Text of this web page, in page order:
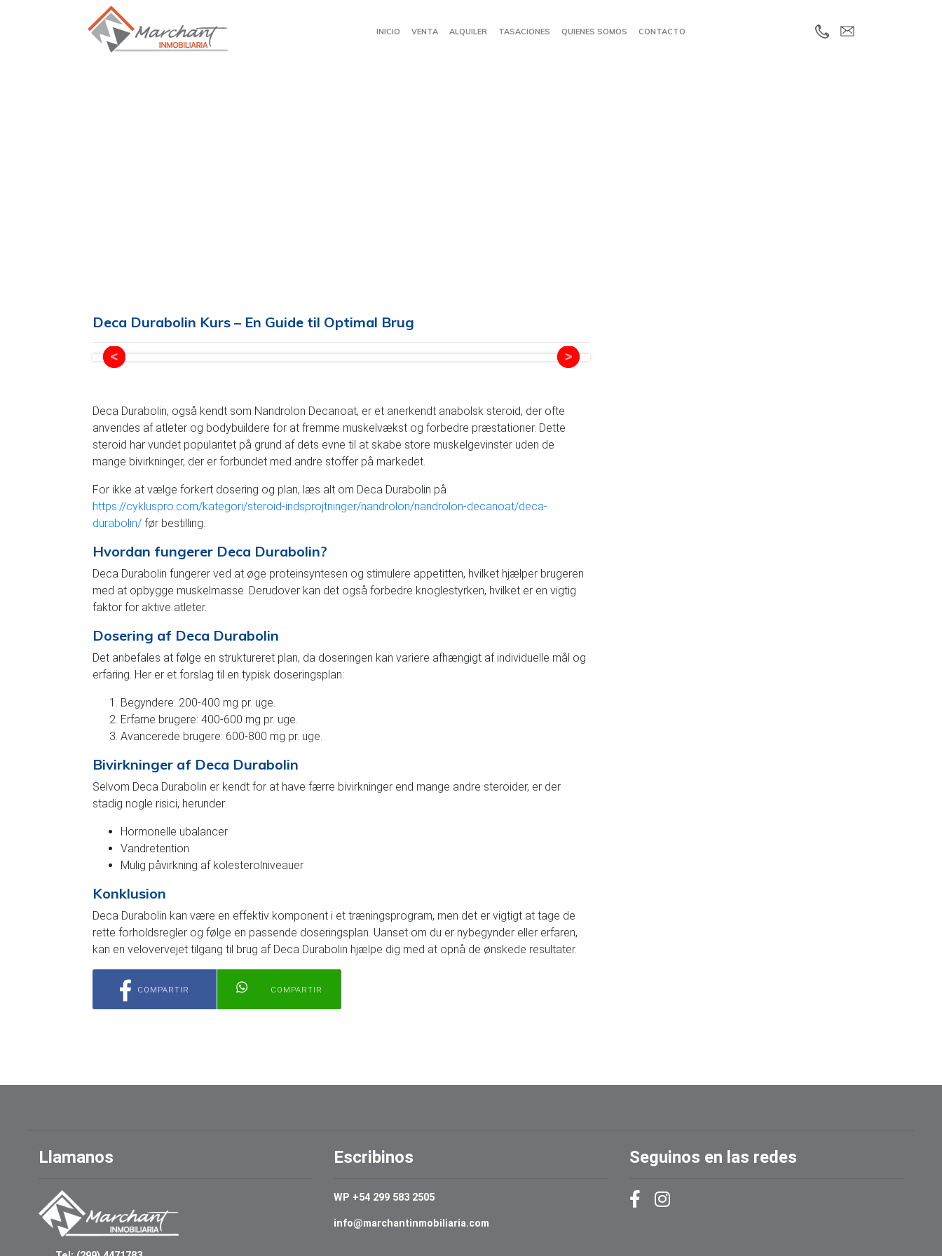
INICIO VENTA ALQUILER TASACIONES QUIENES SOMOS CONTACTO
Deca Durabolin Kurs – En Guide til Optimal Brug
Deca Durabolin, også kendt som Nandrolon Decanoat, er et anerkendt anabolsk steroid, der ofte
anvendes af atleter og bodybuildere for at fremme muskelvækst og forbedre præstationer. Dette
steroid har vundet popularitet på grund af dets evne til at skabe store muskelgevinster uden de
mange bivirkninger, der er forbundet med andre stoffer på markedet.
For ikke at vælge forkert dosering og plan, læs alt om Deca Durabolin på
https://cykluspro.com/kategori/steroid-indsprojtninger/nandrolon/nandrolon-decanoat/deca-
durabolin/ før bestilling.
Hvordan fungerer Deca Durabolin?
Deca Durabolin fungerer ved at øge proteinsyntesen og stimulere appetitten, hvilket hjælper brugeren
med at opbygge muskelmasse. Derudover kan det også forbedre knoglestyrken, hvilket er en vigtig
faktor for aktive atleter.
Dosering af Deca Durabolin
Det anbefales at følge en struktureret plan, da doseringen kan variere afhængigt af individuelle mål og
erfaring. Her er et forslag til en typisk doseringsplan:
Begyndere: 200-400 mg pr. uge.
Erfarne brugere: 400-600 mg pr. uge.
Avancerede brugere: 600-800 mg pr. uge.
Bivirkninger af Deca Durabolin
Selvom Deca Durabolin er kendt for at have færre bivirkninger end mange andre steroider, er der
stadig nogle risici, herunder:
Hormonelle ubalancer
Vandretention
Mulig påvirkning af kolesterolniveauer
Konklusion
Deca Durabolin kan være en effektiv komponent i et træningsprogram, men det er vigtigt at tage de
rette forholdsregler og følge en passende doseringsplan. Uanset om du er nybegynder eller erfaren,
kan en velovervejet tilgang til brug af Deca Durabolin hjælpe dig med at opnå de ønskede resultater.
COMPARTIR COMPARTIR
Llamanos Escribinos
WP +54 299 583 2505
info@marchantinmobiliaria.com
Seguinos en las redes